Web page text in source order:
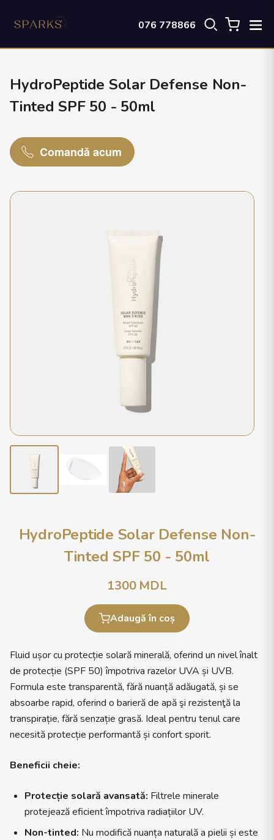
076 778866
HydroPeptide Solar Defense Non-
Tinted SPF 50 - 50ml
Comandă acum
HydroPeptide Solar Defense Non-
Tinted SPF 50 - 50ml
1300MDL
Adaugă în coș
Fluid ușor cu protecție solară minerală, oferind un nivel înalt
de protecție (SPF 50) împotriva razelor UVA și UVB.
Formula este transparentă, fără nuanță adăugată, și se
absoarbe rapid, oferind o barieră de apă şi rezistenţă la
transpirație, fără senzație grasă. Ideal pentru tenul care
necesită protecție performantă și confort sporit.
Beneficii cheie:
Protecție solară avansată: Filtrele minerale
protejează eficient împotriva radiațiilor UV.
Non-tinted: Nu modifică nuanța naturală a pielii și este